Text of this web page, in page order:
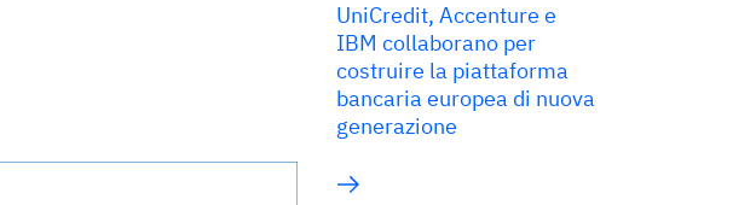
UniCredit, Accenture e
IBM collaborano per
costruire la piattaforma
bancaria europea di nuova
generazione